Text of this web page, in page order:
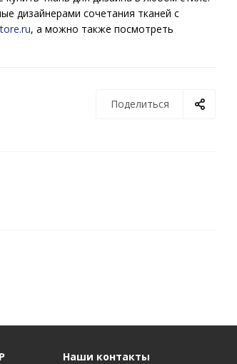
дизайнерами сочетания тканей с
, а можно также посмотреть
Поделиться
Наши контакты